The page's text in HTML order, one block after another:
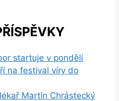
startuje v pondělí
na festival víry do
Martin Chrástecký